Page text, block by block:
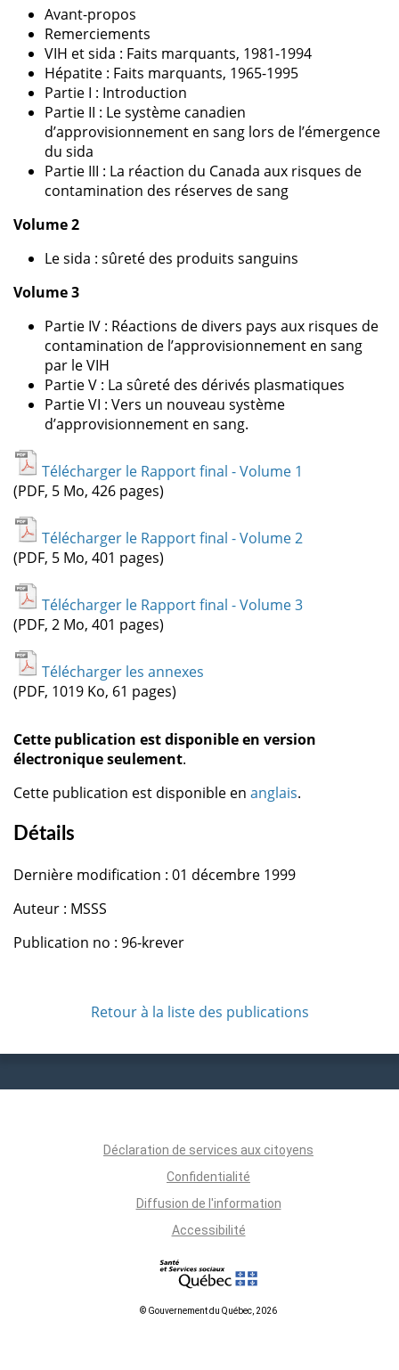
Avant-propos
Remerciements
VIH et sida : Faits marquants, 1981-1994
Hépatite : Faits marquants, 1965-1995
Partie I : Introduction
Partie II : Le système canadien
d’approvisionnement en sang lors de l’émergence
du sida
Partie III : La réaction du Canada aux risques de
contamination des réserves de sang
Volume 2
Le sida : sûreté des produits sanguins
Volume 3
Partie IV : Réactions de divers pays aux risques de
contamination de l’approvisionnement en sang
par le VIH
Partie V : La sûreté des dérivés plasmatiques
Partie VI : Vers un nouveau système
d’approvisionnement en sang.
Télécharger le Rapport final - Volume 1
(PDF, 5 Mo, 426 pages)
Télécharger le Rapport final - Volume 2
(PDF, 5 Mo, 401 pages)
Télécharger le Rapport final - Volume 3
(PDF, 2 Mo, 401 pages)
Télécharger les annexes
(PDF, 1019 Ko, 61 pages)
Cette publication est disponible en version
électronique seulement.
Cette publication est disponible en anglais.
Détails
Dernière modification : 01 décembre 1999
Auteur : MSSS
Publication no : 96-krever
Retour à la liste des publications
Déclaration de services aux citoyens
Confidentialité
Diffusion de l'information
Accessibilité
© Gouvernement du Québec, 2026